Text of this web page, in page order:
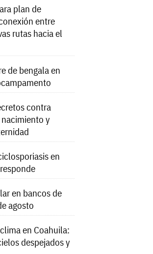
plan de
entre
rutas hacia el
de bengala en
contra
y
en
en bancos de
agosto
en Coahuila:
despejados y